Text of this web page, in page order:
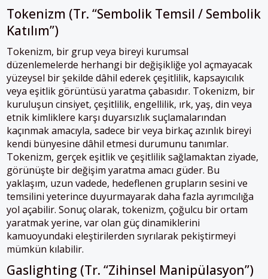
Tokenizm (Tr. “Sembolik Temsil / Sembolik
Katılım”)
Tokenizm, bir grup veya bireyi kurumsal
düzenlemelerde herhangi bir değişikliğe yol açmayacak
yüzeysel bir şekilde dâhil ederek çeşitlilik, kapsayıcılık
veya eşitlik görüntüsü yaratma çabasıdır. Tokenizm, bir
kuruluşun cinsiyet, çeşitlilik, engellilik, ırk, yaş, din veya
etnik kimliklere karşı duyarsızlık suçlamalarından
kaçınmak amacıyla, sadece bir veya birkaç azınlık bireyi
kendi bünyesine dâhil etmesi durumunu tanımlar.
Tokenizm, gerçek eşitlik ve çeşitlilik sağlamaktan ziyade,
görünüşte bir değişim yaratma amacı güder. Bu
yaklaşım, uzun vadede, hedeflenen grupların sesini ve
temsilini yeterince duyurmayarak daha fazla ayrımcılığa
yol açabilir. Sonuç olarak, tokenizm, çoğulcu bir ortam
yaratmak yerine, var olan güç dinamiklerini
kamuoyundaki eleştirilerden sıyrılarak pekiştirmeyi
mümkün kılabilir.
Gaslighting (Tr. “Zihinsel Manipülasyon”)